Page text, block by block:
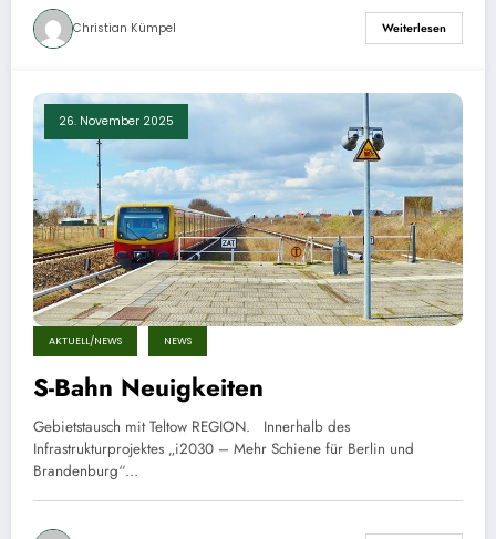
Christian Kümpel Weiterlesen
26. November 2025
AKTUELL/NEWS NEWS
S-Bahn Neuigkeiten
Gebietstausch mit Teltow REGION. Innerhalb des
Infrastrukturprojektes „i2030 – Mehr Schiene für Berlin und
Brandenburg“…